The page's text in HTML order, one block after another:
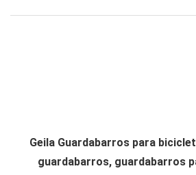
Geila Guardabarros para
guardabarros, guardabarros